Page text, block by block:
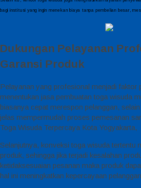
bagi institusi yang ingin menekan biaya tanpa pembelian besar,
Dukungan Pelayanan
Garansi Produk
Pelayanan yang profesional menjadi faktor
menentukan jasa pembuatan toga wisuda
biasanya cepat merespon pelanggan,
jelas mempermudah proses pemesanan
Toga Wisuda Terpercaya Kota Yogyakarta,
Selanjutnya, konveksi toga wisuda tertentu
produk, sehingga jika terjadi kesalahan
ketidaksesuaian pesanan maka produk
hal ini meningkatkan kepercayaan